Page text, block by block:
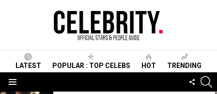
LATEST POPULAR : TOP CELEBS HOT TRENDING